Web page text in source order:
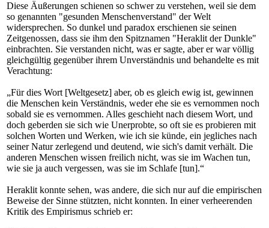
Diese Äußerungen schienen so schwer zu verstehen, weil sie dem
so genannten "gesunden Menschenverstand" der Welt
widersprechen. So dunkel und paradox erschienen sie seinen
Zeitgenossen, dass sie ihm den Spitznamen "Heraklit der Dunkle"
einbrachten. Sie verstanden nicht, was er sagte, aber er war völlig
gleichgültig gegenüber ihrem Unverständnis und behandelte es mit
Verachtung:
„Für dies Wort [Weltgesetz] aber, ob es gleich ewig ist, gewinnen
die Menschen kein Verständnis, weder ehe sie es vernommen noch
sobald sie es vernommen. Alles geschieht nach diesem Wort, und
doch geberden sie sich wie Unerprobte, so oft sie es probieren mit
solchen Worten und Werken, wie ich sie künde, ein jegliches nach
seiner Natur zerlegend und deutend, wie sich's damit verhält. Die
anderen Menschen wissen freilich nicht, was sie im Wachen tun,
wie sie ja auch vergessen, was sie im Schlafe [tun].“
Heraklit konnte sehen, was andere, die sich nur auf die empirischen
Beweise der Sinne stützten, nicht konnten. In einer verheerenden
Kritik des Empirismus schrieb er: